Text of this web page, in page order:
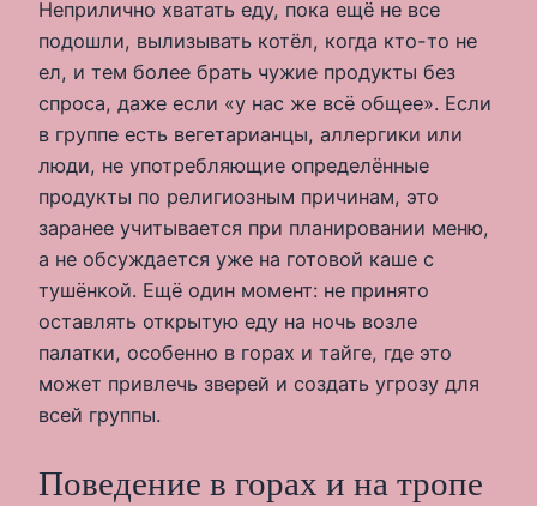
Неприлично хватать еду, пока ещё не все
подошли, вылизывать котёл, когда кто-то не
ел, и тем более брать чужие продукты без
спроса, даже если «у нас же всё общее». Если
в группе есть вегетарианцы, аллергики или
люди, не употребляющие определённые
продукты по религиозным причинам, это
заранее учитывается при планировании меню,
а не обсуждается уже на готовой каше с
тушёнкой. Ещё один момент: не принято
оставлять открытую еду на ночь возле
палатки, особенно в горах и тайге, где это
может привлечь зверей и создать угрозу для
всей группы.
Поведение в горах и на тропе